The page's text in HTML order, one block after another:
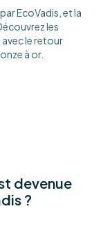
EcoVadis, et la
les
le retour
à or.
devenue
?